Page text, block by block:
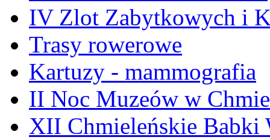
IV Zlot Zabytkowych i
Trasy rowerowe
Kartuzy - mammografia
II Noc Muzeów w
XII Chmieleńskie Babki